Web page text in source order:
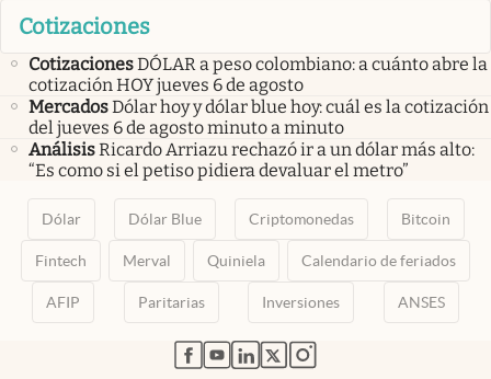
Cotizaciones
CotizacionesDÓLAR a peso colombiano: a cuánto abre la
cotización HOY jueves 6 de agosto
MercadosDólar hoy y dólar blue hoy: cuál es la cotización
del jueves 6 de agosto minuto a minuto
AnálisisRicardo Arriazu rechazó ir a un dólar más alto:
“Es como si el petiso pidiera devaluar el metro”
Dólar Dólar Blue Criptomonedas Bitcoin
Fintech Merval Quiniela Calendario de feriados
AFIP Paritarias Inversiones ANSES
abre en nueva pestaña
abre en nueva pestaña
abre en nueva pestaña
abre en nueva pestaña
abre en nueva pestaña